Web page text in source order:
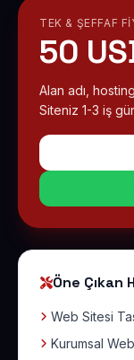
TEK & ŞEFFAF
50
Alan adı,
Siteniz 1-3 iş
Öne Çıkan
Web Sitesi
Kurumsal